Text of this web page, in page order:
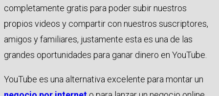
completamente gratis para poder subir nuestros
propios videos y compartir con nuestros suscriptores,
amigos y familiares, justamente esta es una de las
grandes oportunidades para ganar dinero en YouTube.
YouTube es una alternativa excelente para montar un